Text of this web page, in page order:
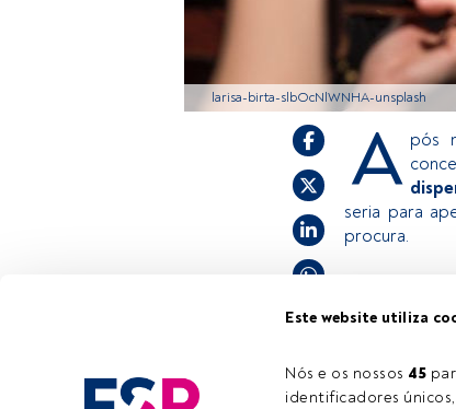
Este website utiliza
Nós e os nossos 45
identificadores
larisa-birta-slbOcNlWNHA-unsplash
Tempo de leitura:24 s.
A pós
seria para
procura.
Este é um
oferece.